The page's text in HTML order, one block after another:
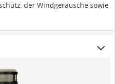
der Windgeräusche sowie